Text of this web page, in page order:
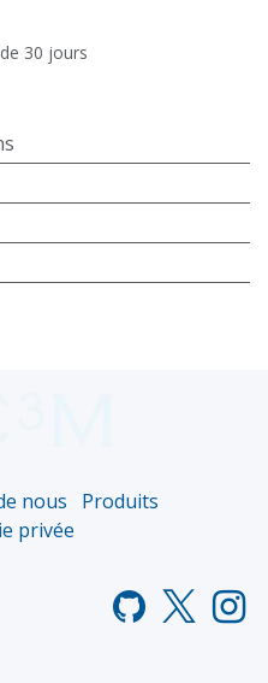
30 jours
nous
Produits
privée